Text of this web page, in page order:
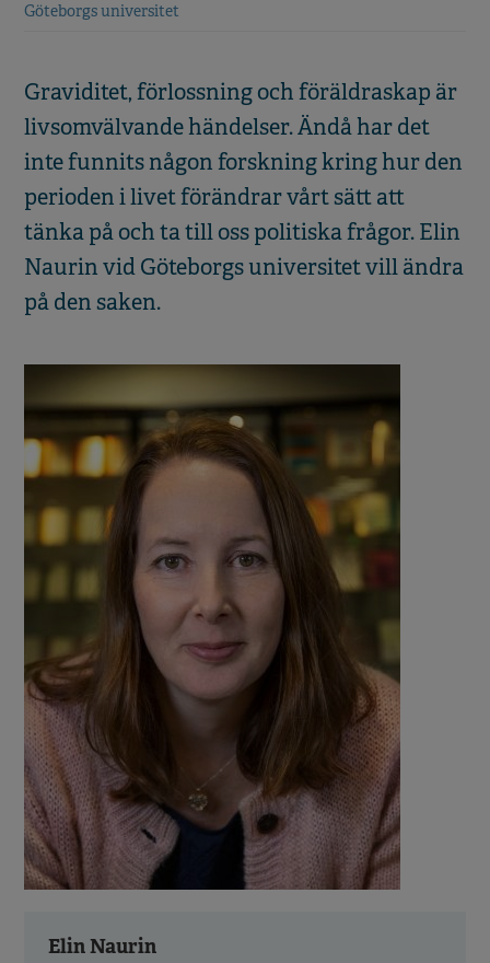
Göteborgs universitet
Graviditet, förlossning och föräldraskap är
livsomvälvande händelser. Ändå har det
inte funnits någon forskning kring hur den
perioden i livet förändrar vårt sätt att
tänka på och ta till oss politiska frågor. Elin
Naurin vid Göteborgs universitet vill ändra
på den saken.
Elin Naurin